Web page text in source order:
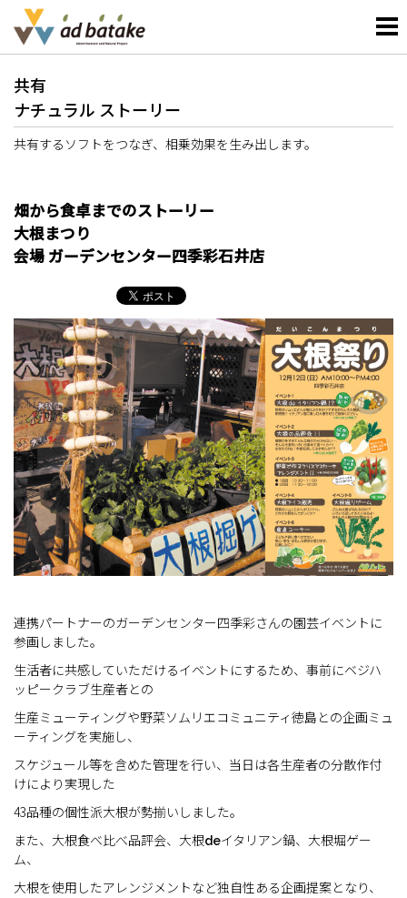
共有
ナチュラル ストーリー
共有するソフトをつなぎ、相乗効果を生み出します。
畑から食卓までのストーリー
大根まつり
会場 ガーデンセンター四季彩石井店
連携パートナーのガーデンセンター四季彩さんの園芸イベントに
参画しました。
生活者に共感していただけるイベントにするため、事前にベジハ
ッピークラブ生産者との
生産ミューティングや野菜ソムリエコミュニティ徳島との企画ミュ
ーティングを実施し、
スケジュール等を含めた管理を行い、当日は各生産者の分散作付
けにより実現した
43品種の個性派大根が勢揃いしました。
また、大根食べ比べ品評会、大根deイタリアン鍋、大根堀ゲー
ム、
大根を使用したアレンジメントなど独自性ある企画提案となり、